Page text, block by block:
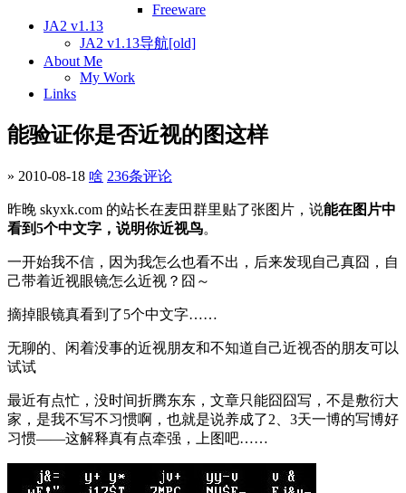
Freeware
JA2 v1.13
JA2 v1.13导航[old]
About Me
My Work
Links
能验证你是否近视的图这样
» 2010-08-18 啥 236条评论
昨晚 skyxk.com 的站长在麦田群里贴了张图片，说能在图片中
看到5个中文字，说明你近视鸟。
一开始我不信，因为我怎么也看不出，后来发现自己真囧，自
己带着近视眼镜怎么近视？囧～
摘掉眼镜真看到了5个中文字……
无聊的、闲着没事的近视朋友和不知道自己近视否的朋友可以
试试
最近有点忙，没时间折腾东东，文章只能囧囧写，不是敷衍大
家，是我不写不习惯啊，也就是说养成了2、3天一博的写博好
习惯——这解释真有点牵强，上图吧……